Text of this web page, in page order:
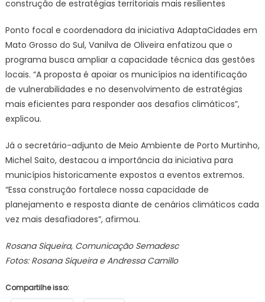
construção de estratégias territoriais mais resilientes
Ponto focal e coordenadora da iniciativa AdaptaCidades em
Mato Grosso do Sul, Vanilva de Oliveira enfatizou que o
programa busca ampliar a capacidade técnica das gestões
locais. “A proposta é apoiar os municípios na identificação
de vulnerabilidades e no desenvolvimento de estratégias
mais eficientes para responder aos desafios climáticos”,
explicou.
Já o secretário-adjunto de Meio Ambiente de Porto Murtinho,
Michel Saito, destacou a importância da iniciativa para
municípios historicamente expostos a eventos extremos.
“Essa construção fortalece nossa capacidade de
planejamento e resposta diante de cenários climáticos cada
vez mais desafiadores”, afirmou.
Rosana Siqueira, Comunicação Semadesc
Fotos: Rosana Siqueira e Andressa Camillo
Compartilhe isso: